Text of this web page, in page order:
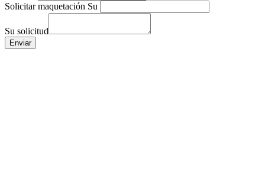
Solicitar maquetación Su
Su solicitud
Enviar